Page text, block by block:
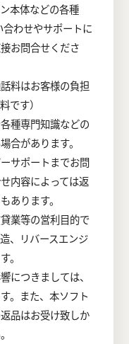
本体などの各種
わせやサポートに
お問合せくださ
料はお客様の負担
です）
種専門知識などの
合があります。
サポートまでお問
内容によっては返
あります。
業等の営利目的で
、リバースエンジ
。
につきましては、
。また、本ソフト
品はお受け致しか